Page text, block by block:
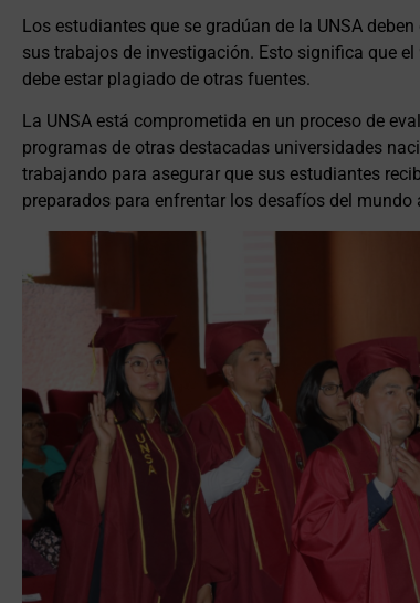
Los estudiantes que se gradúan de la UNSA
sus trabajos de investigación. Esto significa que
debe estar plagiado de otras fuentes.
La UNSA está comprometida en un proceso de
programas de otras destacadas universidades
trabajando para asegurar que sus estudiantes
preparados para enfrentar los desafíos del mundo